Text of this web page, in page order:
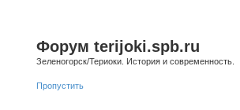
Форум terijoki.spb.ru
Зеленогорск/Териоки. История и современность.
Пропустить